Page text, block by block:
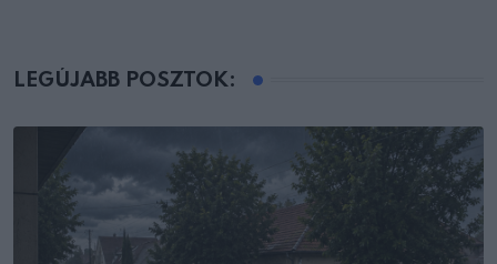
LEGÚJABB POSZTOK: